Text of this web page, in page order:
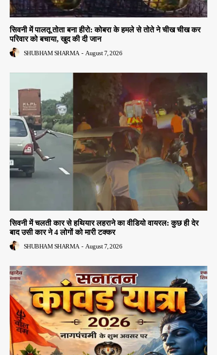
सिवनी में पालतू तोता बना हीरो: कोबरा के हमले से तोते ने चीख चीख कर
परिवार को बचाया, खुद की दी जान
SHUBHAM SHARMA - August 7, 2026
सिवनी में चलती कार से हथियार लहराने का वीडियो वायरल: कुछ ही देर
बाद उसी कार ने 4 लोगों को मारी टक्कर
SHUBHAM SHARMA - August 7, 2026